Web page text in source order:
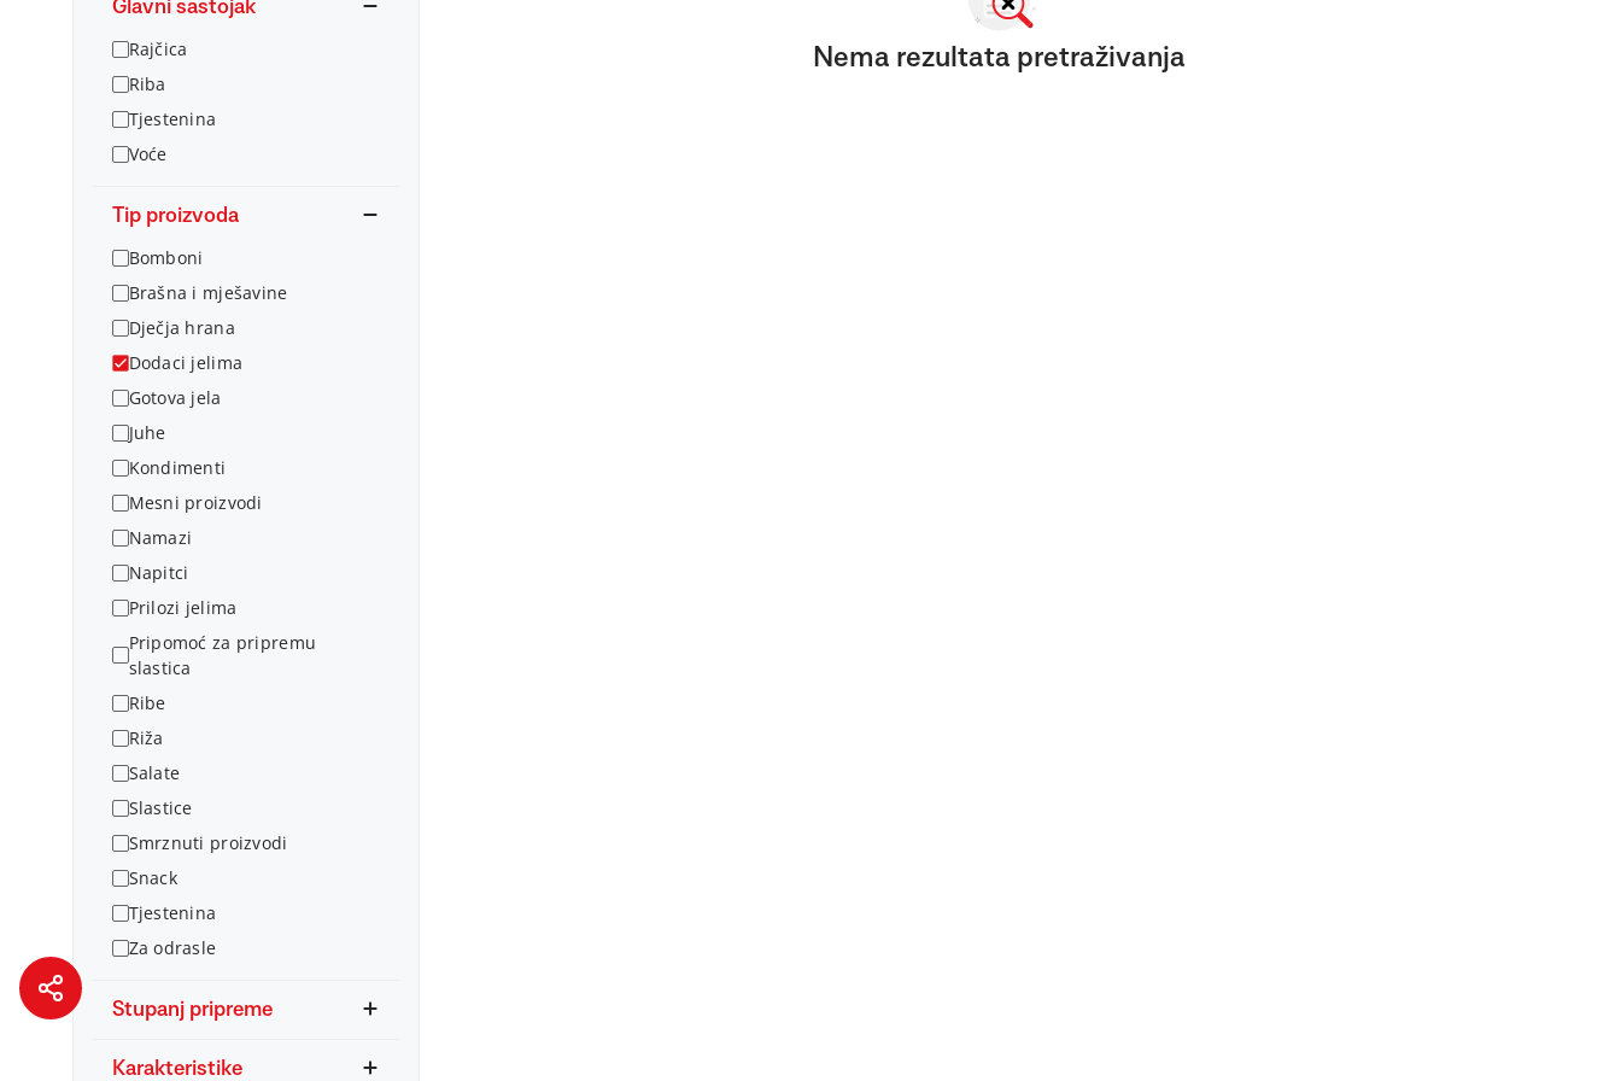
Glavni sastojak
Rajčica
Riba
Tjestenina
Voće
Tip proizvoda
Bomboni
Brašna i mješavine
Dječja hrana
Dodaci jelima
Gotova jela
Juhe
Kondimenti
Mesni proizvodi
Namazi
Napitci
Prilozi jelima
Pripomoć za pripremu
slastica
Ribe
Riža
Salate
Slastice
Smrznuti proizvodi
Snack
Tjestenina
Za odrasle
Stupanj pripreme
Karakteristike
Nema rezultata pretraživanja